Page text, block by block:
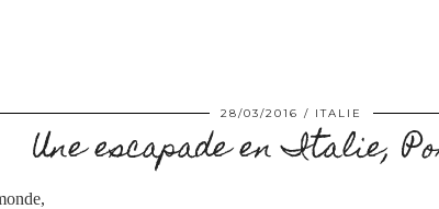
28/03/2016 ITALIE
Une escapade en Italie,